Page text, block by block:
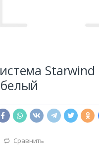
Starwind
Сравнить